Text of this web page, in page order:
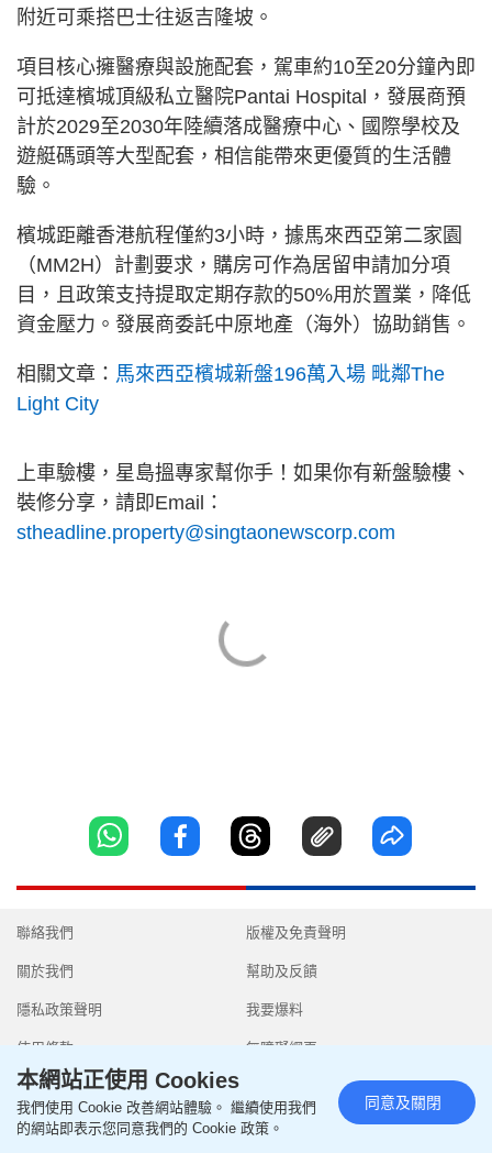
附近可乘搭巴士往返吉隆坡。
項目核心擁醫療與設施配套，駕車約10至20分鐘內即
可抵達檳城頂級私立醫院Pantai Hospital，發展商預
計於2029至2030年陸續落成醫療中心、國際學校及
遊艇碼頭等大型配套，相信能帶來更優質的生活體
驗。
檳城距離香港航程僅約3小時，據馬來西亞第二家園
（MM2H）計劃要求，購房可作為居留申請加分項
目，且政策支持提取定期存款的50%用於置業，降低
資金壓力。發展商委託中原地產（海外）協助銷售。
相關文章： 馬來西亞檳城新盤196萬入場 毗鄰The
Light City
上車驗樓，星島搵專家幫你手！如果你有新盤驗樓、
裝修分享，請即Email：
stheadline.property@singtaonewscorp.com
聯絡我們
關於我們
隱私政策聲明
使用條款
版權及免責聲明
幫助及反饋
我要爆料
無障礙網頁
Copyright © 2026 SingTao Ltd.All rights reserved.
本網站正使用 Cookies
我們使用 Cookie 改善網站體驗。 繼續使用我們
的網站即表示您同意我們的 Cookie 政策。
同意及關閉